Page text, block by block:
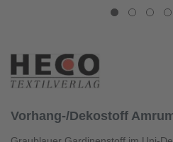
Vorhang-/Dekostoff